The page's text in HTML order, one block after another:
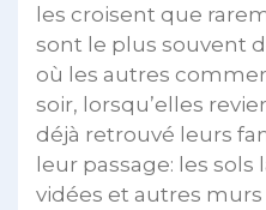
les croisent que
sont le plus souvent
où les autres
soir, lorsqu’elles
déjà retrouvé leurs
leur passage: les sols
vidées et autres